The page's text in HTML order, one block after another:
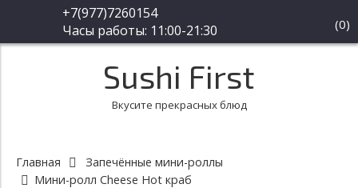
+7(977)7260154
Часы работы: 11:00-21:30
(0)
Sushi First
Вкусите прекрасных блюд
Главная
Запечённые мини-роллы
Мини-ролл Cheese Hot краб